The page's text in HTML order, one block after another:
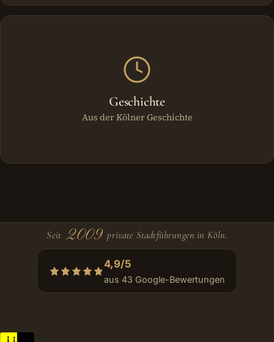
Geschichte
Aus der Kölner Geschichte
Seit 2009 private Stadtführungen in Köln.
4,9/5
aus 43 Google-Bewertungen